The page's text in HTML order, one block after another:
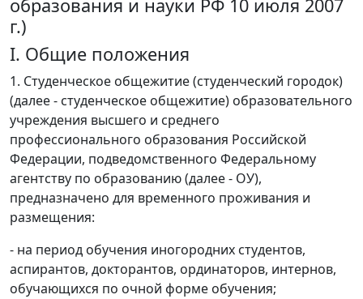
образования и науки РФ 10 июля 2007
г.)
I. Общие положения
1. Студенческое общежитие (студенческий городок)
(далее - студенческое общежитие) образовательного
учреждения высшего и среднего
профессионального образования Российской
Федерации, подведомственного Федеральному
агентству по образованию (далее - ОУ),
предназначено для временного проживания и
размещения:
- на период обучения иногородних студентов,
аспирантов, докторантов, ординаторов, интернов,
обучающихся по очной форме обучения;